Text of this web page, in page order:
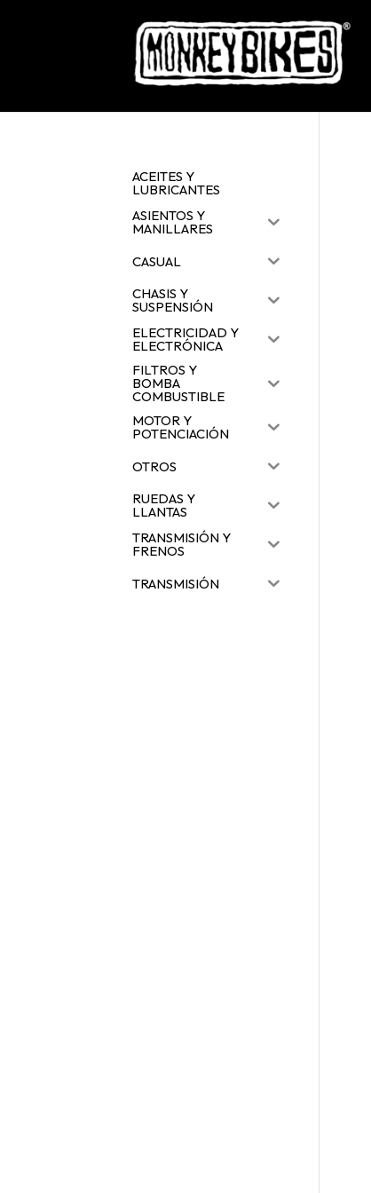
ACEITES Y
LUBRICANTES
ASIENTOS Y
MANILLARES
CASUAL
CHASIS Y
SUSPENSIÓN
ELECTRICIDAD Y
ELECTRÓNICA
FILTROS Y
BOMBA
COMBUSTIBLE
MOTOR Y
POTENCIACIÓN
OTROS
RUEDAS Y
LLANTAS
TRANSMISIÓN Y
FRENOS
TRANSMISIÓN